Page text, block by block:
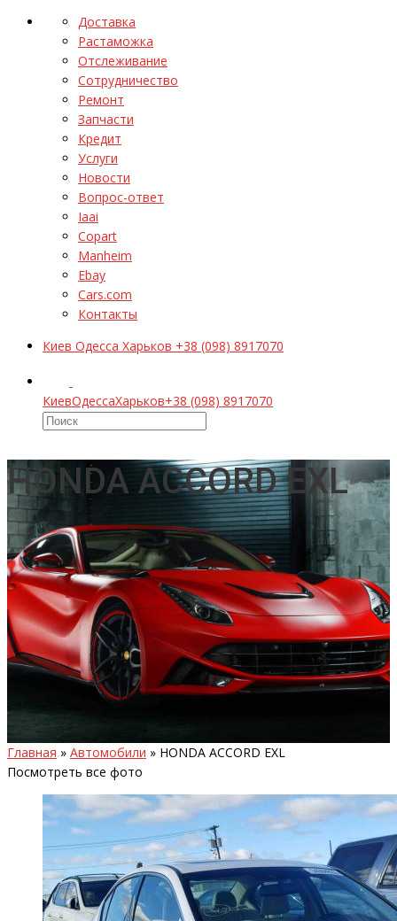
Доставка
Растаможка
Отслеживание
Сотрудничество
Ремонт
Запчасти
Кредит
Услуги
Новости
Вопрос-ответ
Iaai
Copart
Manheim
Ebay
Cars.com
Контакты
Киев Одесса Харьков +38 (098) 8917070
КиевОдессаХарьков+38 (098) 8917070
HONDA ACCORD EXL
Главная » Автомобили » HONDA ACCORD EXL
Посмотреть все фото